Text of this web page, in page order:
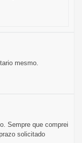
mesmo.
Sempre que comprei
solicitado